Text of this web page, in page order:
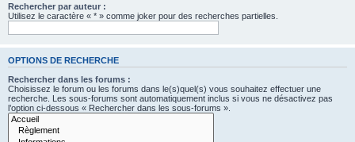
Rechercher par auteur :
Utilisez le caractère « * » comme joker pour des recherches partielles.
OPTIONS DE RECHERCHE
Rechercher dans les forums :
Choisissez le forum ou les forums dans le(s)quel(s) vous souhaitez effectuer une
recherche. Les sous-forums sont automatiquement inclus si vous ne désactivez pas
l’option ci-dessous « Rechercher dans les sous-forums ».